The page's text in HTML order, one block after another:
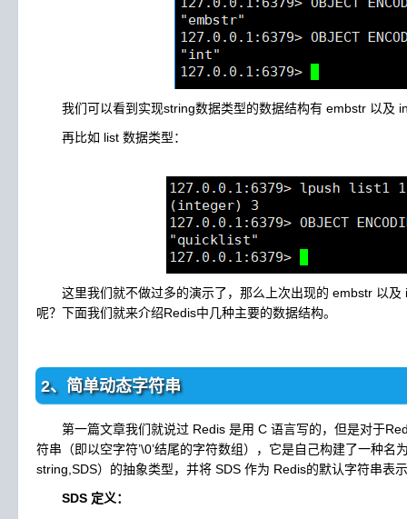
我们可以看到实现string数据类型的数据结构有 embstr 以及
再比如 list 数据类型：
这里我们就不做过多的演示了，那么上次出现的 embstr 以及
呢？下面我们就来介绍Redis中几种主要的数据结构。
2、简单动态字符串
第一篇文章我们就说过 Redis 是用 C 语言写的，但是对于
符串（即以空字符’\0’结尾的字符数组），它是自己构建了一种
string,SDS）的抽象类型，并将 SDS 作为 Redis的默认字符串表
SDS 定义：